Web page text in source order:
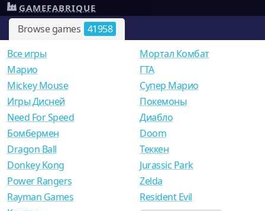
Browse games 41958
GAMEFABRIQUE
Все игры
Mарио
Mickey Mouse
Игры Дисней
Need For Speed
Мортал Комбат
ГТА
Супер Марио
Покемоны
Диабло
Бомбермен
Dragon Ball
Donkey Kong
Power Rangers
Rayman Games
Doom
Теккен
Jurassic Park
Zelda
Resident Evil